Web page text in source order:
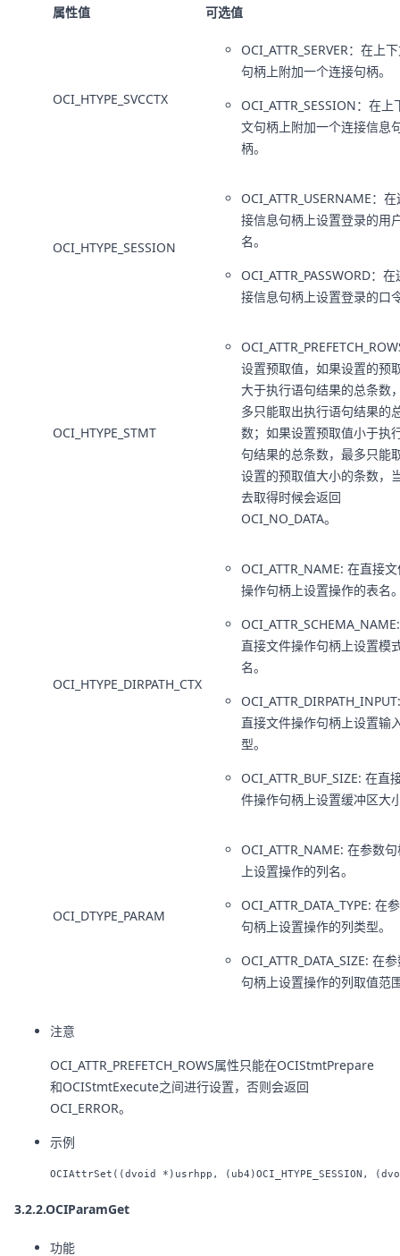
属性值 可选值
OCI_HTYPE_SVCCTX
OCI_ATTR_SERVER：在上
句柄上附加一个连接句柄。
OCI_ATTR_SESSION：在上
文句柄上附加一个连接信息
柄。
OCI_HTYPE_SESSION
OCI_ATTR_USERNAME：在
接信息句柄上设置登录的用
名。
OCI_ATTR_PASSWORD：在
接信息句柄上设置登录的口
OCI_HTYPE_STMT
设置预取值，如果设置的预
大于执行语句结果的总条数
多只能取出执行语句结果的
数；如果设置预取值小于执
句结果的总条数，最多只能
设置的预取值大小的条数，
去取得时候会返回
OCI_NO_DATA。
OCI_HTYPE_DIRPATH_CTX
OCI_ATTR_NAME: 在直接
操作句柄上设置操作的表名
直接文件操作句柄上设置模
名。
直接文件操作句柄上设置输
型。
OCI_ATTR_BUF_SIZE: 在直
件操作句柄上设置缓冲区大
OCI_DTYPE_PARAM
OCI_ATTR_NAME: 在参数
上设置操作的列名。
OCI_ATTR_DATA_TYPE: 在
句柄上设置操作的列类型。
OCI_ATTR_DATA_SIZE: 在
句柄上设置操作的列取值范
注意
OCI_ATTR_PREFETCH_ROWS属性只能在OCIStmtPrepare
和OCIStmtExecute之间进行设置，否则会返回
OCI_ERROR。
示例
3.2.2.OCIParamGet
功能